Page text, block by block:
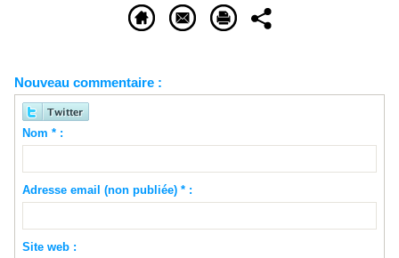
Nouveau commentaire :
Nom * :
Adresse email (non publiée) * :
Site web :